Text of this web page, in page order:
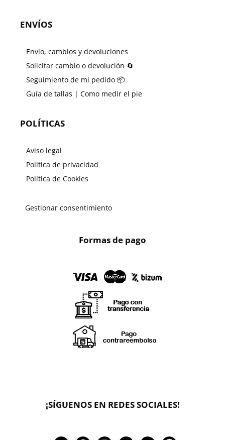
ENVÍOS
Envío, cambios y devoluciones
Solicitar cambio o devolución 🔄
Seguimiento de mi pedido 📦
Guía de tallas | Como medir el pie
POLÍTICAS
Aviso legal
Política de privacidad
Política de Cookies
Gestionar consentimiento
Formas de pago
¡SÍGUENOS EN REDES SOCIALES!